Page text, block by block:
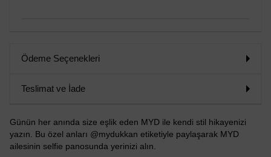
Ödeme Seçenekleri
Teslimat ve İade
Günün her anında size eşlik eden MYD ile kendi stil hikayenizi
yazın. Bu özel anları @mydukkan etiketiyle paylaşarak MYD
ailesinin selfie panosunda yerinizi alın.